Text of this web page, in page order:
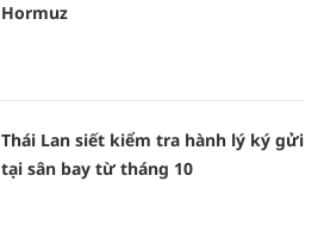
Hormuz
Thái Lan siết kiểm tra hành lý ký gửi
tại sân bay từ tháng 10